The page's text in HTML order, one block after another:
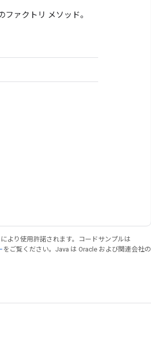
ァクトリ メソッド。
により使用許諾されます。コードサンプルは
をご覧ください。Java は Oracle および関連会社の